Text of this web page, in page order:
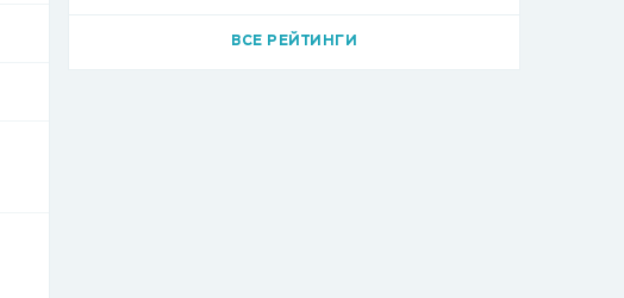
ВСЕ РЕЙТИНГИ